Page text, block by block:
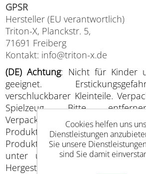
GPSR
Hersteller (EU verantwortlich)
Triton-X, Planckstr. 5,
71691 Freiberg
Kontakt: info@triton-x.de
(DE) Achtung: Nicht für Kinder
geeignet.
verschluckbarer Kleinteile.
Spielzeug. Bitte
Verpackungselemente bevor
Produkt spielen.
Produktinformationen
unter unmittelbarer Aufsicht
Hergestellt in China.
Cookies helfen uns
Dienstleistungen
Sie unsere
sind Sie damit